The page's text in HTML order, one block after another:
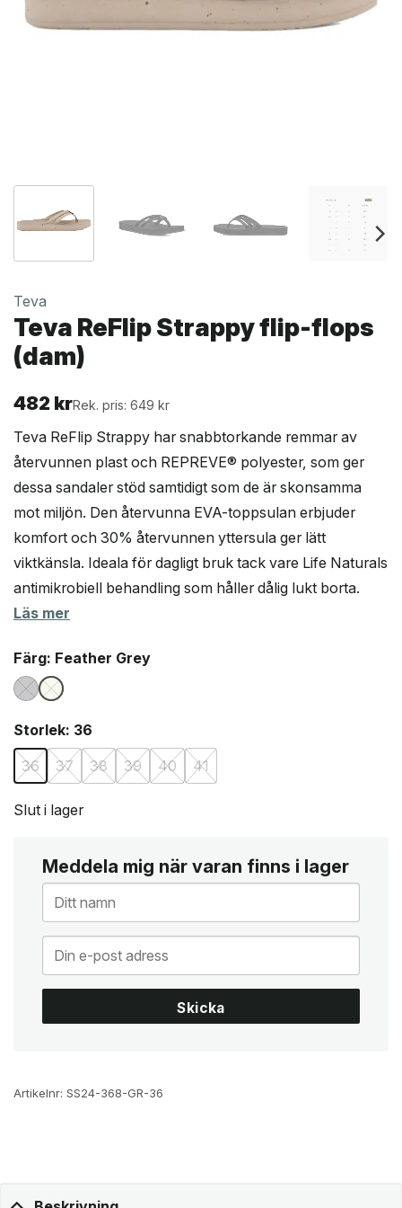
Teva
Teva ReFlip Strappy flip-flops
(dam)
482 krRek. pris: 649 kr
Teva ReFlip Strappy har snabbtorkande remmar av
återvunnen plast och REPREVE® polyester, som ger
dessa sandaler stöd samtidigt som de är skonsamma
mot miljön. Den återvunna EVA-toppsulan erbjuder
komfort och 30% återvunnen yttersula ger lätt
viktkänsla. Ideala för dagligt bruk tack vare Life Naturals
antimikrobiell behandling som håller dålig lukt borta.
Läs mer
Färg: Feather Grey
Storlek: 36
36
37 38 39 40 41
Slut i lager
Meddela mig när varan finns i lager
Skicka
Artikelnr: SS24-368-GR-36